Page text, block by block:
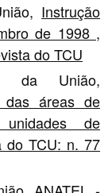
Instrução
de 1998 ,
do TCU
da União,
das áreas de
de
do TCU: n. 77